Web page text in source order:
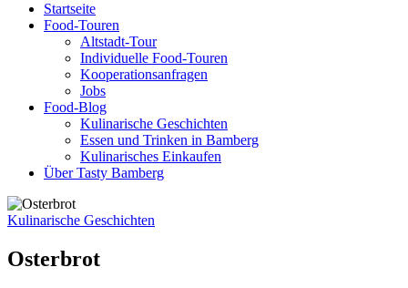
Startseite
Food-Touren
Altstadt-Tour
Individuelle Food-Touren
Kooperationsanfragen
Jobs
Food-Blog
Kulinarische Geschichten
Essen und Trinken in Bamberg
Kulinarisches Einkaufen
Über Tasty Bamberg
Kulinarische Geschichten
Osterbrot